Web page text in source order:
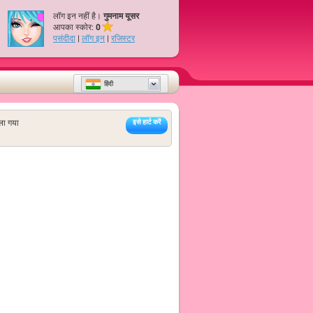
लॉग इन नहीं है। गुमनाम यूसर
आपका स्कोर: 0
पसंदीदा | लॉग इन | रजिस्टर
हिंदी
इसे हार्ट करें
गया